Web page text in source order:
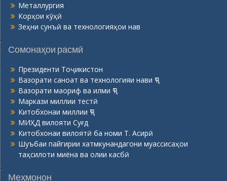
Металлургия
Корҳои кӯҳӣ
Зеҳни сунъӣ ва технологияҳои нав
Сомонаҳои расмӣ
Президенти Тоҷикистон
Вазорати саноат ва технологияи нави ҶТ
Вазорати маориф ва илми ҶТ
Маркази миллии тестӣ
Китобхонаи миллии ҶТ
МИҲД вилояти Суғд
Китобхонаи вилоятӣ ба номи Т. Асирӣ
Шуъбаи пайгирии хатмкунандагони муассисаҳои
таҳсилоти миёна ва олии касбӣ
Меҳмонон